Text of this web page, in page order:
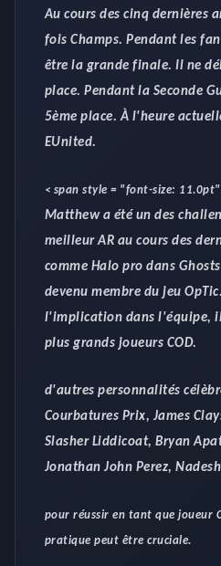
Au cours des cinq dernières
fois Champs. Pendant les
être la grande finale. Il ne
place. Pendant la Seconde
5ème place. À l'heure
EUnited.
< span style = "font-size:
Matthew a été un des
meilleur AR au cours des
comme Halo pro dans
devenu membre du jeu
l'implication dans l'équipe,
plus grands joueurs COD.
d'autres personnalités
Courbatures Prix, James
Slasher Liddicoat, Bryan
Jonathan John Perez,
pour réussir en tant que joueur
pratique peut être cruciale.